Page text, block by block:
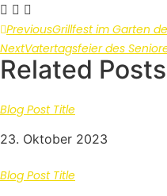
PreviousGrillfest im Garten
NextVatertagsfeier des
Related Posts
Blog Post Title
23. Oktober 2023
Blog Post Title